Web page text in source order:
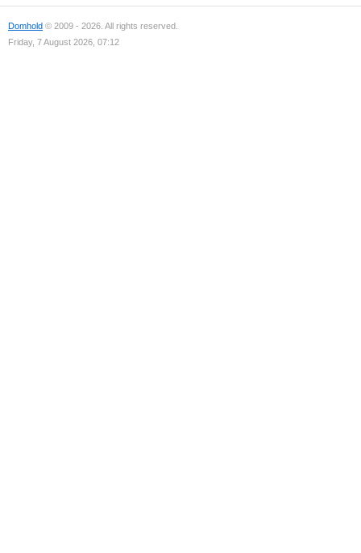
Domhold © 2009 - 2026. All rights reserved.
Friday, 7 August 2026, 07:12